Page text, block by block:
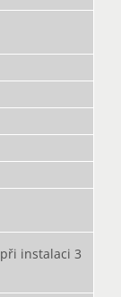
instalaci 3